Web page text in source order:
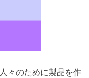
々のために製品を作